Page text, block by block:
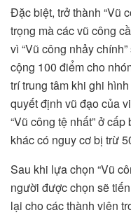
Đặc biệt, trở thành “Vũ
trọng mà các vũ công
vì “Vũ công nhảy
cộng 100 điểm cho
trí trung tâm khi ghi
quyết định vũ đạo của
“Vũ công tệ nhất” ở
khác có nguy cơ bị trừ
Sau khi lựa chọn “Vũ
người được chọn sẽ
lại cho các thành viên